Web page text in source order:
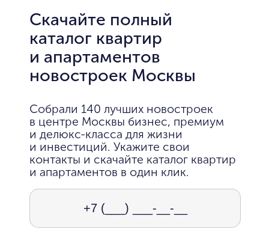
Скачайте полный
каталог квартир
и апартаментов
новостроек Москвы
Собрали 140 лучших новостроек
в центре Москвы бизнес, премиум
и делюкс-класса для жизни
и инвестиций. Укажите свои
контакты и скачайте каталог квартир
и апартаментов в один клик.